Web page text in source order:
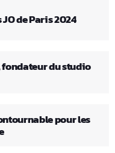
de Paris 2024
fondateur du studio
pour les